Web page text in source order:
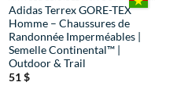
Adidas Terrex GORE-TEX
Homme – Chaussures de
Randonnée Imperméables |
Semelle Continental™ |
Outdoor & Trail
51$